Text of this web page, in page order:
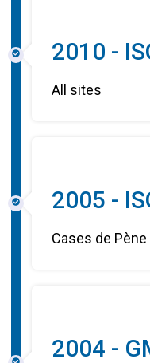
2010 -
All sites
2005 -
Cases de
2004 -